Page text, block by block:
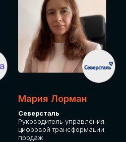
Мария Лорман
Северсталь
Руководитель управления
цифровой трансформации
продаж